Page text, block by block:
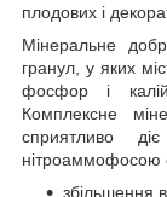
плодових і
Мінеральне
гранул, у яких
фосфор і
Комплексне
сприятливо
нітроаммофосою
збільшення